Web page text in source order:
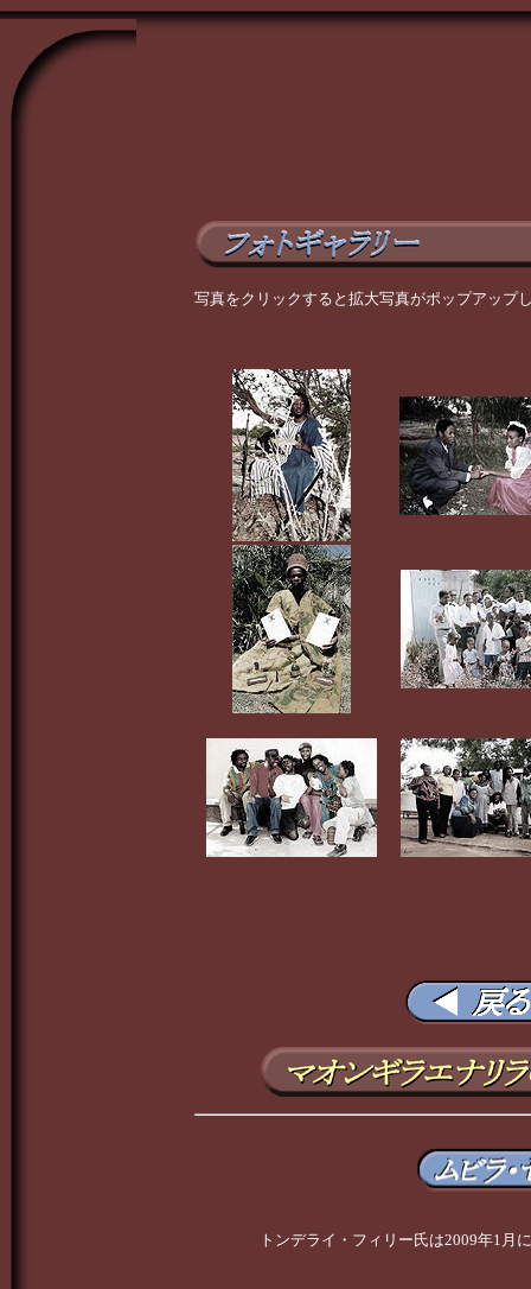
写真をクリックすると拡大写真がポップアップ
トンデライ・フィリー氏は2009年1月